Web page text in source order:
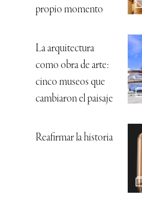
propio momento
La arquitectura
como obra de arte:
cinco museos que
cambiaron el paisaje
Reafirmar la historia